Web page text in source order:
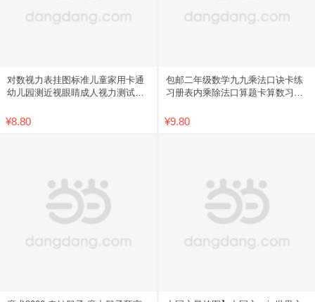
对数视力表挂图标准儿童家用卡通
幼儿园测近视眼睛成人视力测试表
¥8.80
包邮二年级数学九九乘法口诀卡练
习册表内乘除法口算题卡算数习题
¥9.80